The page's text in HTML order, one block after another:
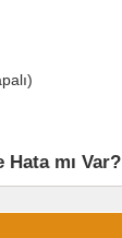
mı Var?